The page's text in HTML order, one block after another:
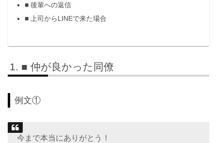
■ 後輩への返信
■ 上司からLINEで来た場合
■ 仲が良かった同僚
例文①
今まで本当にありがとう！